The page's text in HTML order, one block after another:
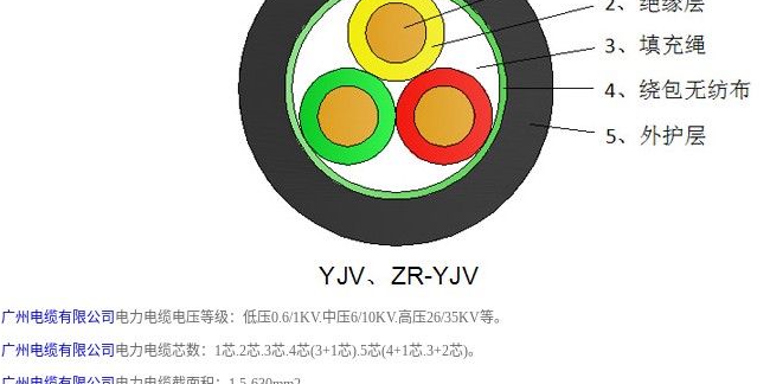
于对消防要求等级
WDZ-BYJ 广州电缆厂有限公
司新型环保电线-布
电线特点：环保产
品，低烟无卤，燃
烧低烟，气体无卤
压:450/750V规
广州电缆有限公司 电力电缆电压等级：低压0.6/1KV.中压6/10KV.高压26/35KV等。
广州电缆有限公司 电力电缆芯数：1芯.2芯.3芯.4芯(3+1芯).5芯(4+1芯.3+2芯)。